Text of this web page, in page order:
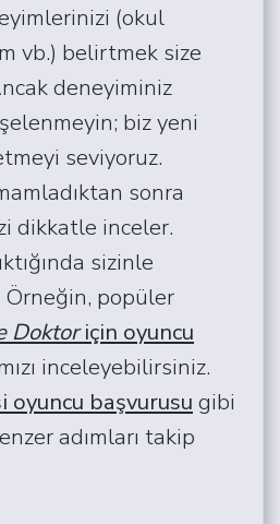
(okul
vb.) belirtmek size
deneyiminiz
biz yeni
seviyoruz.
sonra
dikkatle inceler.
sizinle
popüler
Doktoriçin oyuncu
inceleyebilirsiniz.
oyuncu başvurusu gibi
adımları takip